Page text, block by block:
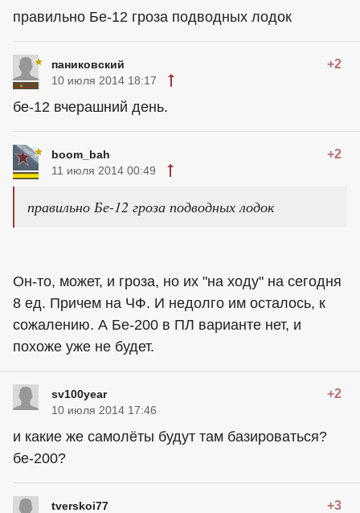
правильно Бе-12 гроза подводных лодок
паниковский +2
10 июля 2014 18:17
бе-12 вчерашний день.
boom_bah +2
11 июля 2014 00:49
правильно Бе-12 гроза подводных лодок
Он-то, может, и гроза, но их "на ходу" на сегодня
8 ед. Причем на ЧФ. И недолго им осталось, к
сожалению. А Бе-200 в ПЛ варианте нет, и
похоже уже не будет.
sv100year +2
10 июля 2014 17:46
и какие же самолёты будут там базироваться?
бе-200?
tverskoi77 +3